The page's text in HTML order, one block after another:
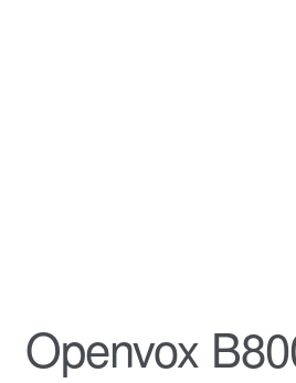
Πληρωμές
Openvox